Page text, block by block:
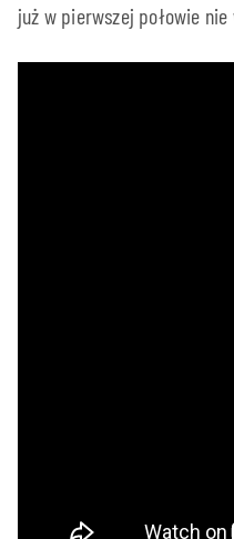
już w pierwszej połowie